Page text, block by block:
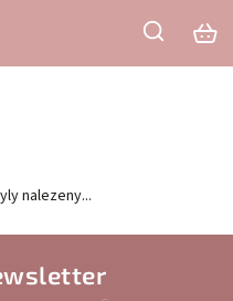
nalezeny...